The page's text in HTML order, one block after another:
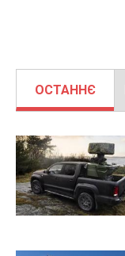
ОСТАННЄ